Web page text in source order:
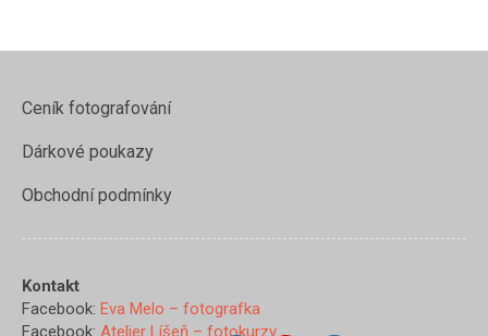
Ceník fotografování
Dárkové poukazy
Obchodní podmínky
Kontakt
Facebook: Eva Melo – fotografka
Facebook: Atelier Líšeň – fotokurzy
2018/z97a0273">